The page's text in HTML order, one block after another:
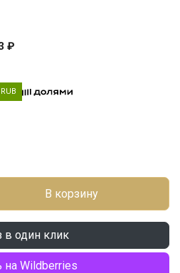
₽
В корзину
в один клик
на Wildberries